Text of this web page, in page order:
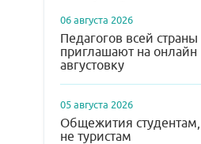
06 августа 2026
Педагогов всей страны
приглашают на онлайн
августовку
05 августа 2026
Общежития студентам,
не туристам